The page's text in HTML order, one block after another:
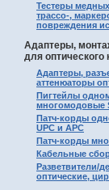
Тестеры
трассо-,
повреждения
Адаптеры,
для оптического
Адаптеры,
аттенюаторы
Пигтейлы
многомодовые
Патч-корды
UPC и APC
Патч-корды
Кабельные
Разветвители/
оптические,